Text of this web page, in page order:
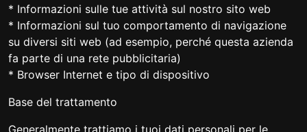
* Informazioni sulle tue attività sul nostro sito web
* Informazioni sul tuo comportamento di navigazione
su diversi siti web (ad esempio, perché questa azienda
fa parte di una rete pubblicitaria)
* Browser Internet e tipo di dispositivo
Base del trattamento
Generalmente trattiamo i tuoi dati personali per le